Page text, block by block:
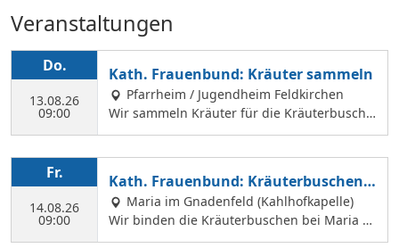
Veranstaltungen
Do.
13.08.26
09:00
Kath. Frauenbund: Kräuter sammeln
Pfarrheim / Jugendheim Feldkirchen
Wir sammeln Kräuter für die Kräuterbusche
n, die wir am 14. August binden und an Mar
Margit Ettig am Jugendheim Feldkirchen.
Fr.
14.08.26
09:00
Kath. Frauenbund: Kräuterbuschen b
inden
Maria im Gnadenfeld (Kahlhofkapelle)
Wir binden die Kräuterbuschen bei Maria a
m Kahlhof. Wir brauchen viele Helferinnen z